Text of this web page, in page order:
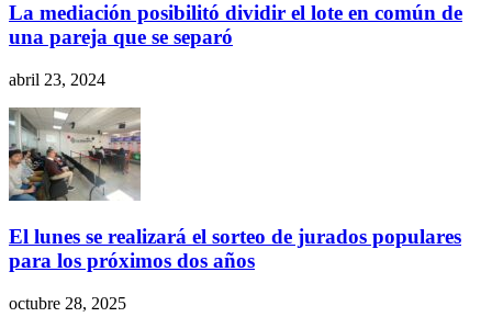
La mediación posibilitó dividir el lote en común de
una pareja que se separó
abril 23, 2024
El lunes se realizará el sorteo de jurados populares
para los próximos dos años
octubre 28, 2025